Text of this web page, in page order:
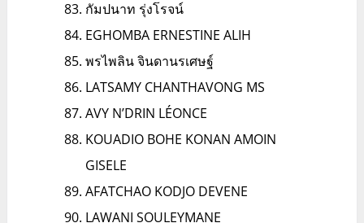
กัมปนาท รุ่งโรจน์
EGHOMBA ERNESTINE ALIH
พรไพลิน จินดานรเศษฐ์
LATSAMY CHANTHAVONG MS
AVY N’DRIN LÉONCE
KOUADIO BOHE KONAN AMOIN
GISELE
AFATCHAO KODJO DEVENE
LAWANI SOULEYMANE